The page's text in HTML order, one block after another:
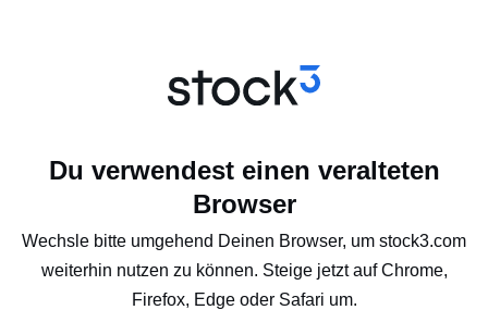
Du verwendest einen veralteten
Browser
Wechsle bitte umgehend Deinen Browser, um stock3.com
weiterhin nutzen zu können. Steige jetzt auf Chrome,
Firefox, Edge oder Safari um.